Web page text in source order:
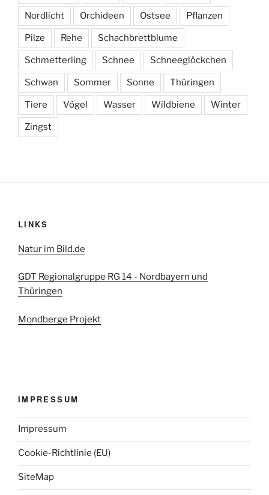
Nordlicht Orchideen Ostsee Pflanzen
Pilze Rehe Schachbrettblume
Schmetterling Schnee Schneeglöckchen
Schwan Sommer Sonne Thüringen
Tiere Vögel Wasser Wildbiene Winter
Zingst
LINKS
Natur im Bild.de
GDT Regionalgruppe RG 14 - Nordbayern und
Thüringen
Mondberge Projekt
IMPRESSUM
Impressum
Cookie-Richtlinie (EU)
SiteMap